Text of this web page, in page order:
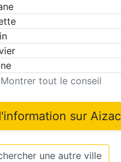
Montrer tout le conseil
sur Aizac
une autre ville